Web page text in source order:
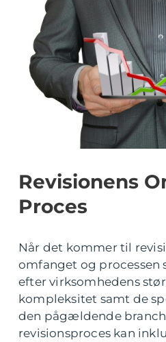
Revisionens
Proces
Når det kommer til
omfanget og processen
efter virksomhedens
kompleksitet samt de
den pågældende
revisionsproces kan